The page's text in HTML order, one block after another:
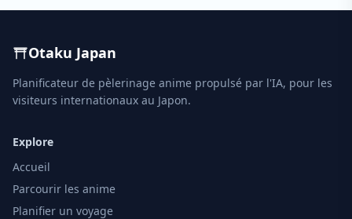
Otaku Japan
Planificateur de pèlerinage anime propulsé par l'IA, pour les
visiteurs internationaux au Japon.
Explore
Accueil
Parcourir les anime
Planifier un voyage